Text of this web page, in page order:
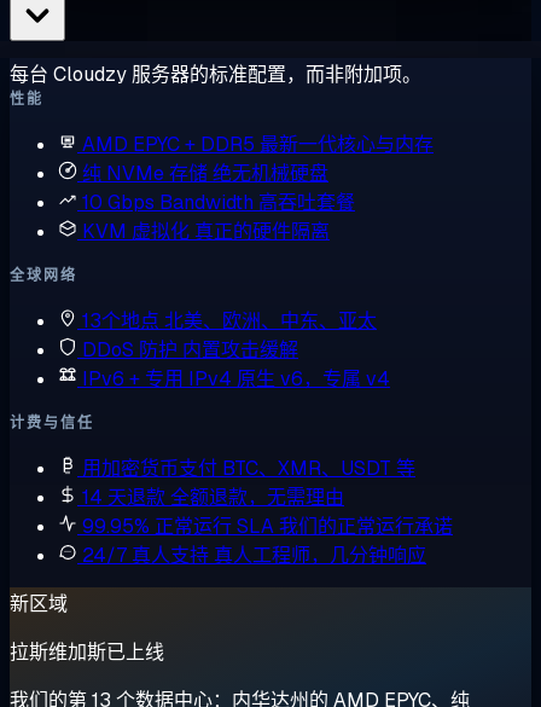
每台 Cloudzy 服务器的标准配置，而非附加项。
性能
AMD EPYC + DDR5 最新一代核心与内存
纯 NVMe 存储绝无机械硬盘
10 Gbps Bandwidth 高吞吐套餐
KVM 虚拟化 真正的硬件隔离
全球网络
13个地点 北美、欧洲、中东、亚太
DDoS 防护 内置攻击缓解
IPv6 + 专用 IPv4 原生 v6，专属 v4
计费与信任
用加密货币支付 BTC、XMR、USDT 等
14 天退款全额退款，无需理由
99.95% 正常运行 SLA我们的正常运行承诺
24/7 真人支持 真人工程师，几分钟响应
新区域
拉斯维加斯已上线
我们的第 13 个数据中心：内华达州的 AMD EPYC、纯